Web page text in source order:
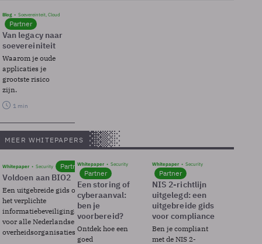
Blog Soevereinteit, Cloud
Partner
Van legacy naar
soevereiniteit
Waarom je oude
applicaties je
grootste risico
zijn.
1 min
MEER WHITEPAPERS
Whitepaper Security Partner
Voldoen aan BIO2
Een uitgebreide gids over BIO2,
het verplichte
informatiebeveiligingsframework
voor alle Nederlandse
overheidsorganisaties.
Whitepaper Security
Partner
Een storing of
cyberaanval:
ben je
voorbereid?
Ontdek hoe een
goed
Whitepaper Security
Partner
NIS 2-richtlijn
uitgelegd: een
uitgebreide gids
voor compliance
Ben je compliant
met de NIS 2-